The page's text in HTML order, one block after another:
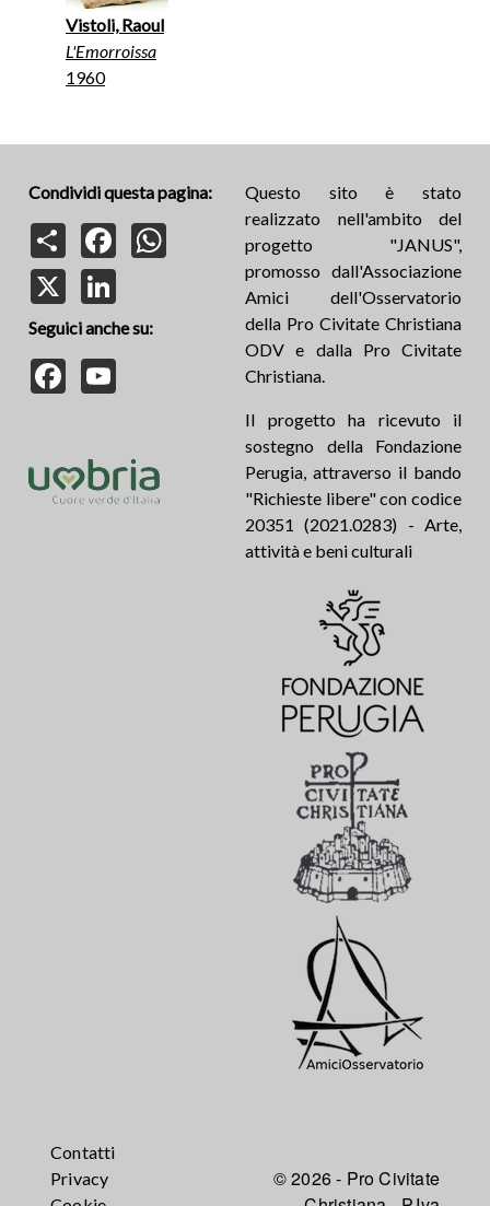
Vistoli, Raoul
L'Emorroissa
1960
Condividi questa pagina:
Share
FacebookWhatsApp
Seguici anche su:
Facebook
Questo sito è stato
realizzato nell'ambito del
progetto "JANUS",
promosso dall'Associazione
Amici dell'Osservatorio
della Pro Civitate Christiana
ODV e dalla Pro Civitate
Christiana.
Il progetto ha ricevuto il
sostegno della Fondazione
Perugia, attraverso il bando
"Richieste libere" con codice
20351 (2021.0283) - Arte,
attività e beni culturali
Contatti
Privacy
© 2026 - Pro Civitate